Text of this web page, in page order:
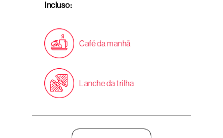
Incluso:
Café da manhã
Lanche da trilha